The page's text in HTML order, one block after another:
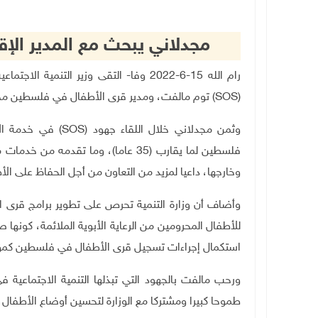
مجدلاني يبحث مع المدير
رام الله 15-6-2022 وفا- التقى وزير
(
SOS) توم مالفت، ومدير قرى الأطفال في فلسطين
وثمن مجدلاني خلال اللقاء جهود (SOS) في خدمة
فلسطين لما يقارب (35 عاما)، وما
وخارجها، داعيا لمزيد من التعاون من أجل الحفاظ على
وأضاف أن وزارة التنمية تحرص على تطوير برامج قرى
للأطفال المحرومين من الرعاية الأبوية الملائمة،
استكمال إجراءات تسجيل قرى الأطفال في فلسطين
ورحب مالفت بالجهود التي تبذلها التنمية
طموحا كبيرا ومشتركا مع الوزارة لتحسين أوضاع